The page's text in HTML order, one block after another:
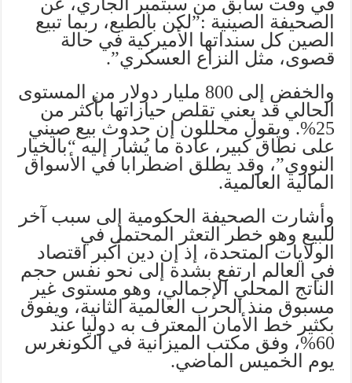
الصحيفة الصينية :”لكن بالطبع، ربما تبيع
الصين كل سنداتها الأميركية في حالة
قصوى، مثل النزاع العسكري”.
والخفض إلى 800 مليار دولار من المستوى
الحالي قد يعني تقلص حيازاتها بأكثر من
25%. ويقول محللون إن حدوث بيع صيني
على نطاق كبير، عادة ما يُشار إليه “بالخيار
النووي”، وقد يطلق اضطرابا في الأسواق
المالية العالمية.
وأشارت الصحيفة الحكومية إلى سبب آخر
للبيع وهو خطر التعثر المحتمل في
الولايات المتحدة، إذ إن دين أكبر اقتصاد
في العالم ارتفع بشدة إلى نحو نفس حجم
الناتج المحلي الإجمالي، وهو مستوى غير
مسبوق منذ الحرب العالمية الثانية، ويفوق
بكثير خط الأمان المعترف به دوليا عند
60%، وفق مكتب الميزانية في الكونغرس
يوم الخميس الماضي.